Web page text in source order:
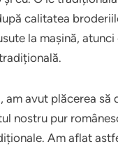
calitatea
la mașină,
am avut plăcerea să
nostru pur
Am aflat